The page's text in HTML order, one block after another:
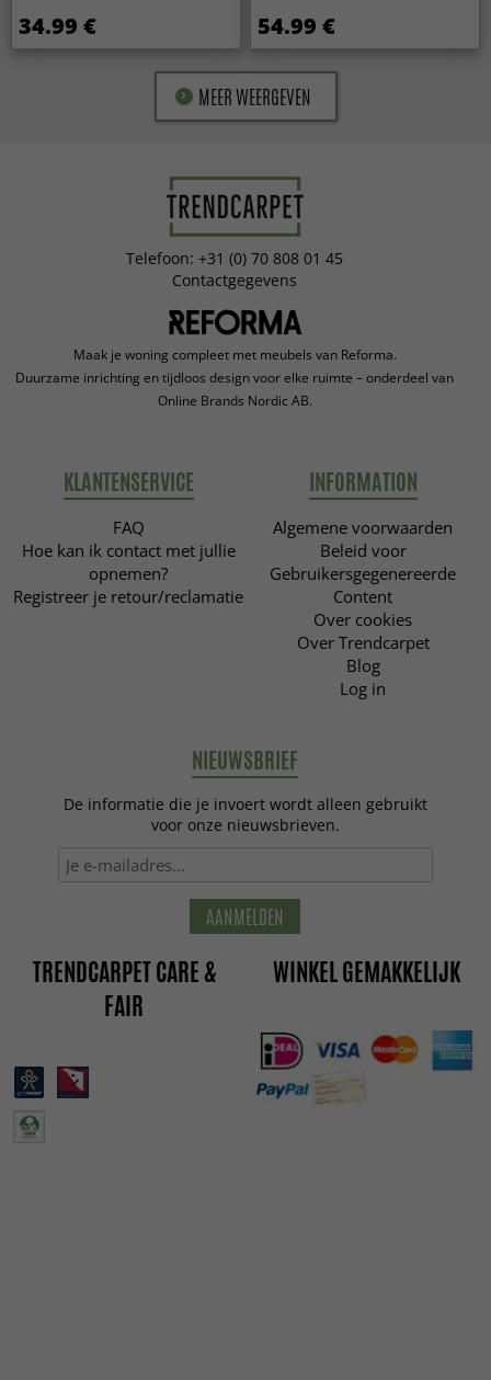
34.99 € 54.99 €
MEER WEERGEVEN
Telefoon: +31 (0) 70 808 01 45
Contactgegevens
Maak je woning compleet met meubels van Reforma.
Duurzame inrichting en tijdloos design voor elke ruimte – onderdeel van
Online Brands Nordic AB.
KLANTENSERVICE
FAQ
Hoe kan ik contact met jullie
opnemen?
Registreer je retour/reclamatie
INFORMATION
Algemene voorwaarden
Beleid voor
Gebruikersgegenereerde
Content
Over cookies
Over Trendcarpet
Blog
Log in
NIEUWSBRIEF
De informatie die je invoert wordt alleen gebruikt
voor onze nieuwsbrieven.
AANMELDEN
TRENDCARPET CARE &
FAIR
WINKEL GEMAKKELIJK